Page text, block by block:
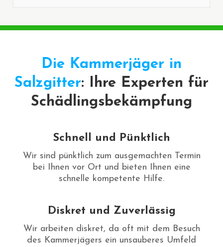
Die Kammerjäger in
Salzgitter: Ihre Experten für
Schädlingsbekämpfung
Schnell und Pünktlich
Wir sind pünktlich zum ausgemachten Termin
bei Ihnen vor Ort und bieten Ihnen eine
schnelle kompetente Hilfe.
Diskret und Zuverlässig
Wir arbeiten diskret, da oft mit dem Besuch
des Kammerjägers ein unsauberes Umfeld